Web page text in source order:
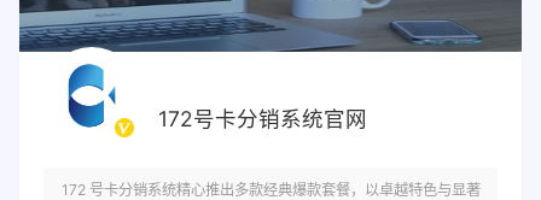
172号卡分销系统官网
172 号卡分销系统精心推出多款经典爆款套餐，以卓越特色与显著